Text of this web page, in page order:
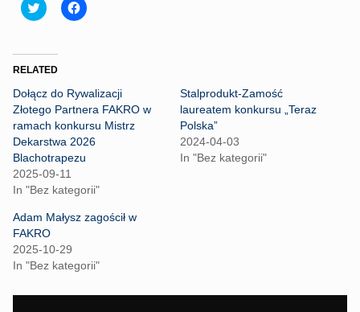
C
l
t
o
h
a
r
e
o
n
w
i
t
r
(
O
p
e
n
n
C
l
h
a
r
o
n
a
b
o
k
e
i
RELATED
Dołącz do Rywalizacji
Złotego Partnera FAKRO w
ramach konkursu Mistrz
Dekarstwa 2026
Blachotrapezu
2025-09-11
In "Bez kategorii"
Stalprodukt-Zamość
laureatem konkursu „Teraz
Polska”
2024-04-03
In "Bez kategorii"
Adam Małysz zagościł w
FAKRO
2025-10-29
In "Bez kategorii"